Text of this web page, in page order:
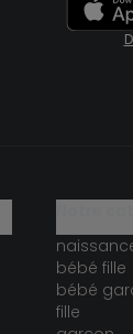
bébé fille
bébé
fille